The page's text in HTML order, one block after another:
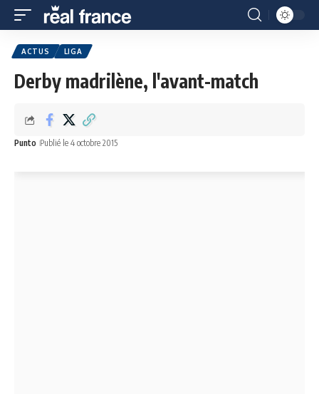
ACTUS LIGA
Derby madrilène, l'avant-match
Punto Publié le 4 octobre 2015